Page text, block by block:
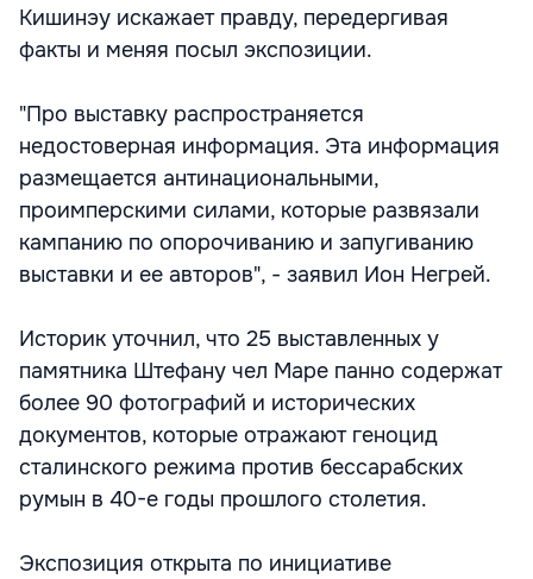
Кишинэу искажает правду, передергивая
факты и меняя посыл экспозиции.
"Про выставку распространяется
недостоверная информация. Эта информация
размещается антинациональными,
проимперскими силами, которые развязали
кампанию по опорочиванию и запугиванию
выставки и ее авторов", - заявил Ион Негрей.
Историк уточнил, что 25 выставленных у
памятника Штефану чел Маре панно содержат
более 90 фотографий и исторических
документов, которые отражают геноцид
сталинского режима против бессарабских
румын в 40-е годы прошлого столетия.
Экспозиция открыта по инициативе